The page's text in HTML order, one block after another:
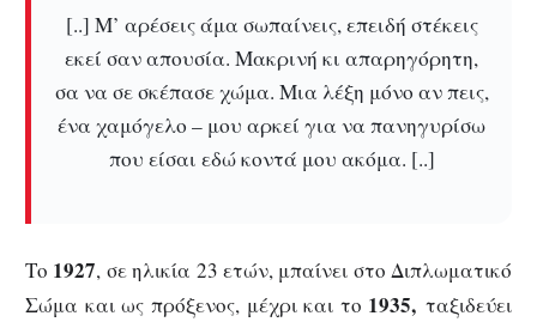
[..] Μ’ αρέσεις άμα σωπαίνεις, επειδή στέκεις
εκεί σαν απουσία. Μακρινή κι απαρηγόρητη,
σα να σε σκέπασε χώμα. Μια λέξη μόνο αν πεις,
ένα χαμόγελο – μου αρκεί για να πανηγυρίσω
που είσαι εδώ κοντά μου ακόμα. [..]
Το 1927, σε ηλικία 23 ετών, μπαίνει στο Διπλωματικό
Σώμα και ως πρόξενος, μέχρι και το 1935, ταξιδεύει